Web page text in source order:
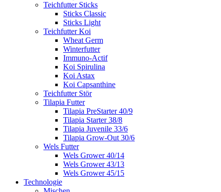
Teichfutter Sticks
Sticks Classic
Sticks Light
Teichfutter Koi
Wheat Germ
Winterfutter
Immuno-Actif
Koi Spirulina
Koi Astax
Koi Capsanthine
Teichfutter Stör
Tilapia Futter
Tilapia PreStarter 40/9
Tilapia Starter 38/8
Tilapia Juvenile 33/6
Tilapia Grow-Out 30/6
Wels Futter
Wels Grower 40/14
Wels Grower 43/13
Wels Grower 45/15
Technologie